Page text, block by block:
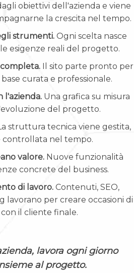
obiettivi dell'azienda e viene
la crescita nel tempo.
strumenti. Ogni scelta nasce
esigenze reali del progetto.
Il sito parte pronto per
curata e professionale.
l'azienda. Una grafica su misura
del progetto.
struttura tecnica viene gestita,
controllata nel tempo.
valore. Nuove funzionalità
concrete del business.
di lavoro.Contenuti, SEO,
per creare occasioni di
il cliente finale.
lavora ogni giorno
al progetto.